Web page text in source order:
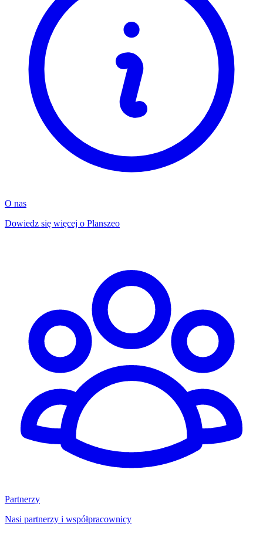
O nas
Dowiedz się więcej o Planszeo
Partnerzy
Nasi partnerzy i współpracownicy